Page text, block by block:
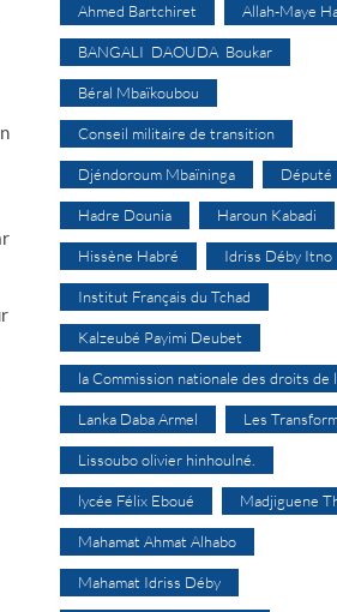
Ahmed Bartchiret Allah-Maye
BANGALI DAOUDA Boukar
Béral Mbaïkoubou
Conseil militaire de transition
Djéndoroum Mbaïninga Député
Hadre Dounia Haroun Kabadi
Hissène Habré Idriss Déby Itno
Institut Français du Tchad
Kalzeubé Payimi Deubet
la Commission nationale des droits de
Lanka Daba Armel Les
Lissoubo olivier hinhoulné.
lycée Félix Eboué Madjiguene
Mahamat Ahmat Alhabo
Mahamat Idriss Déby